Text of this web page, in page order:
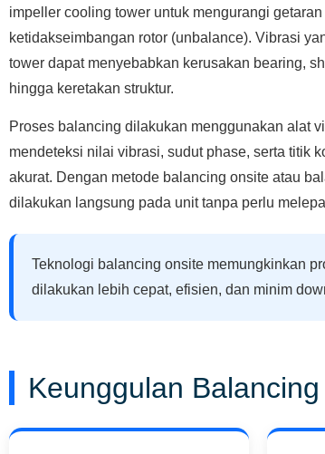
impeller cooling tower untuk mengurangi
ketidakseimbangan rotor (unbalance). Vibrasi
tower dapat menyebabkan kerusakan bearing,
hingga keretakan struktur.
Proses balancing dilakukan menggunakan alat
mendeteksi nilai vibrasi, sudut phase, serta titik
akurat. Dengan metode balancing onsite atau
dilakukan langsung pada unit tanpa perlu
Teknologi balancing onsite memungkinkan
dilakukan lebih cepat, efisien, dan minim
Keunggulan